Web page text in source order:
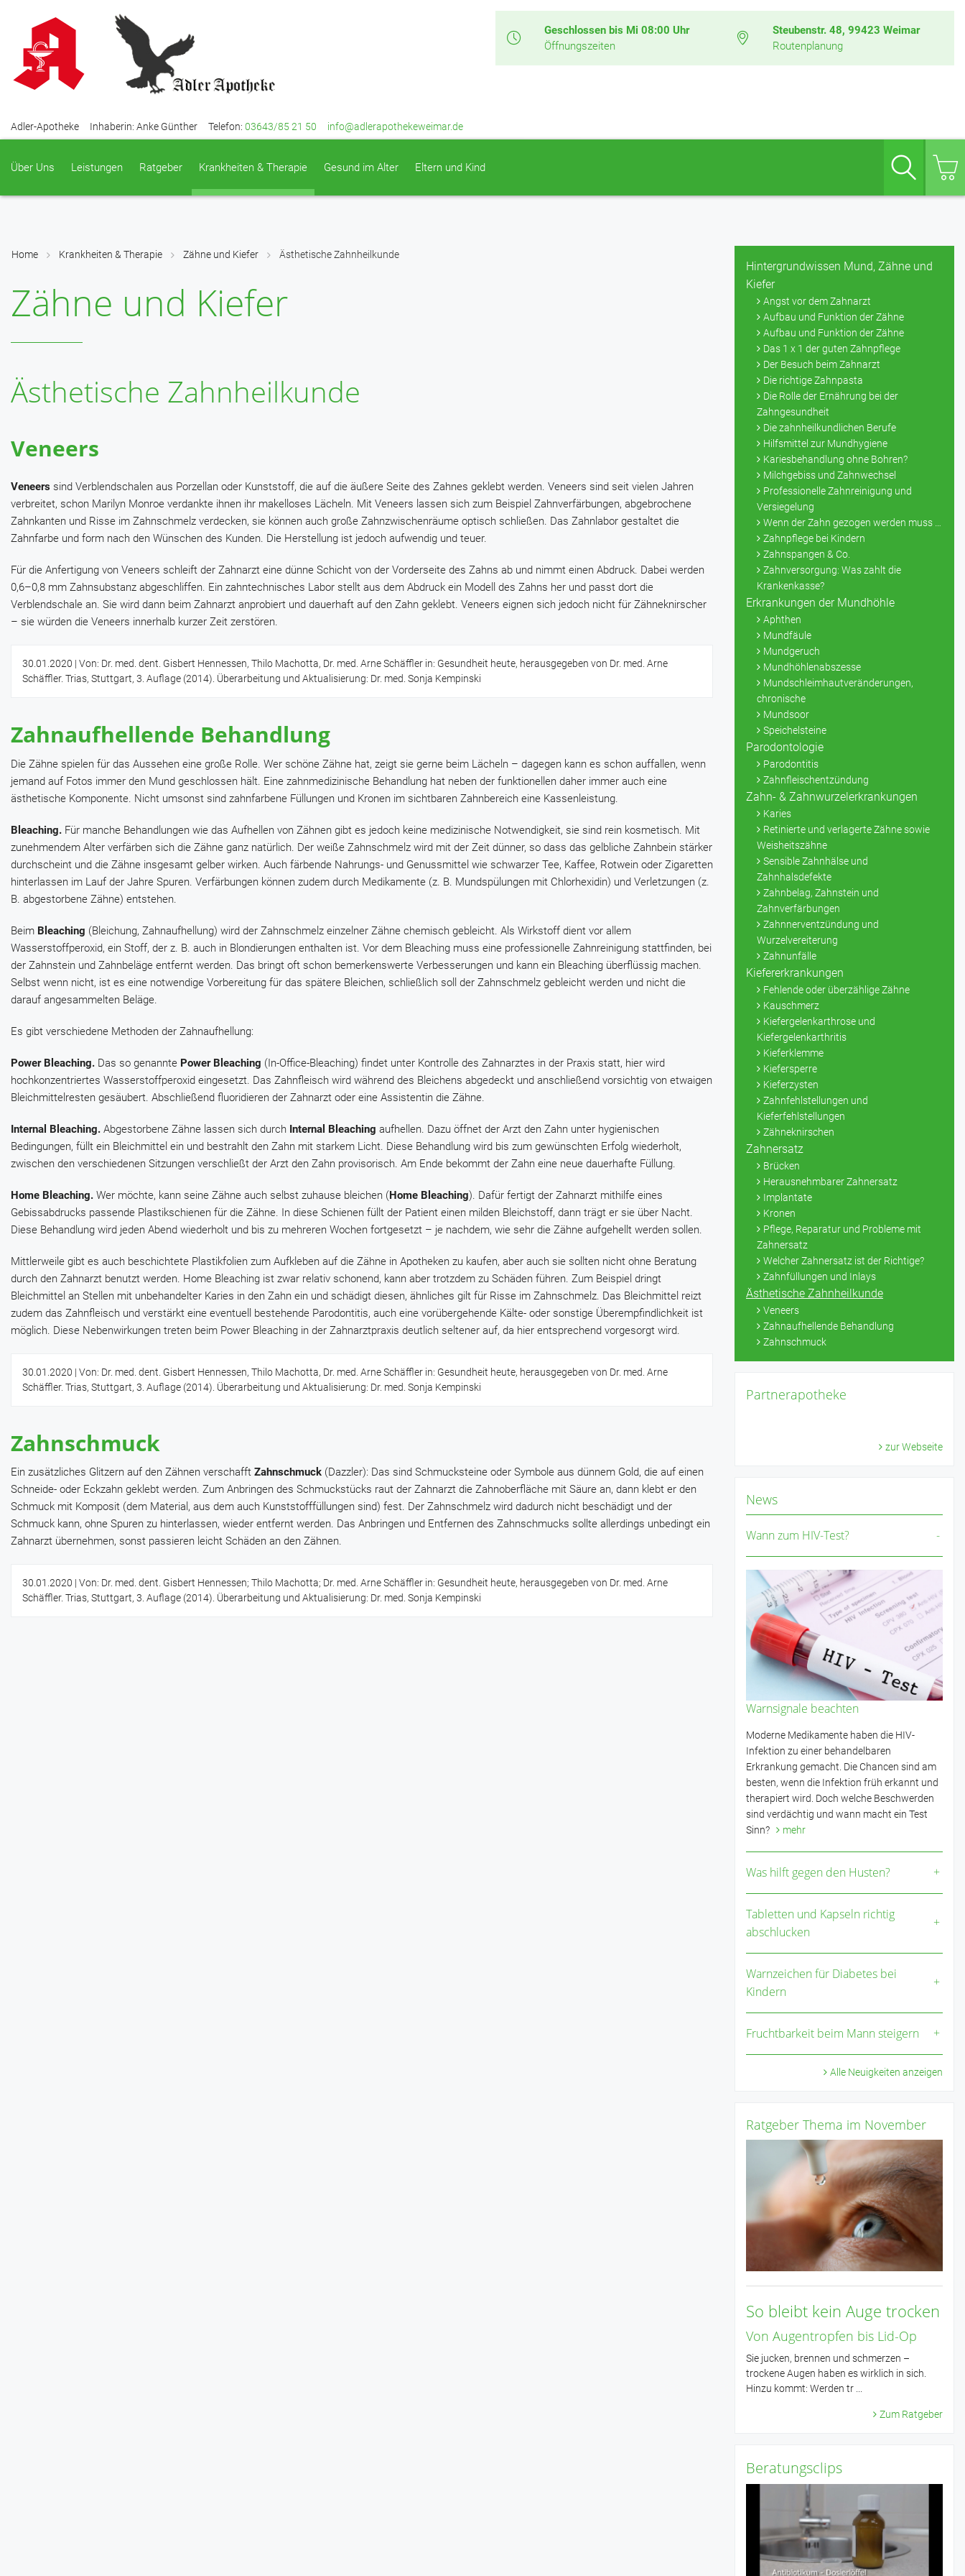
Geschlossen bis Mi 08:00 Uhr
Öffnungszeiten
Steubenstr. 48, 99423 Weimar
Routenplanung
Adler-Apotheke Inhaberin: Anke Günther Telefon: 03643/85 21 50 info@adlerapothekeweimar.de
Über Uns Leistungen Ratgeber Krankheiten & Therapie Gesund im Alter Eltern und Kind
Suche
Home Krankheiten & Therapie Zähne und Kiefer Ästhetische Zahnheilkunde
Zähne und Kiefer
Ästhetische Zahnheilkunde
Veneers
Veneers sind Verblendschalen aus Porzellan oder Kunststoff, die auf die äußere Seite des Zahnes geklebt werden. Veneers sind seit vielen Jahren
verbreitet, schon Marilyn Monroe verdankte ihnen ihr makelloses Lächeln. Mit Veneers lassen sich zum Beispiel Zahnverfärbungen, abgebrochene
Zahnkanten und Risse im Zahnschmelz verdecken, sie können auch große Zahnzwischenräume optisch schließen. Das Zahnlabor gestaltet die
Zahnfarbe und form nach den Wünschen des Kunden. Die Herstellung ist jedoch aufwendig und teuer.
Für die Anfertigung von Veneers schleift der Zahnarzt eine dünne Schicht von der Vorderseite des Zahns ab und nimmt einen Abdruck. Dabei werden
0,6–0,8 mm Zahnsubstanz abgeschliffen. Ein zahntechnisches Labor stellt aus dem Abdruck ein Modell des Zahns her und passt dort die
Verblendschale an. Sie wird dann beim Zahnarzt anprobiert und dauerhaft auf den Zahn geklebt. Veneers eignen sich jedoch nicht für Zähneknirscher
– sie würden die Veneers innerhalb kurzer Zeit zerstören.
30.01.2020 | Von: Dr. med. dent. Gisbert Hennessen, Thilo Machotta, Dr. med. Arne Schäffler in: Gesundheit heute, herausgegeben von Dr. med. Arne
Schäffler. Trias, Stuttgart, 3. Auflage (2014). Überarbeitung und Aktualisierung: Dr. med. Sonja Kempinski
Zahnaufhellende Behandlung
Die Zähne spielen für das Aussehen eine große Rolle. Wer schöne Zähne hat, zeigt sie gerne beim Lächeln – dagegen kann es schon auffallen, wenn
jemand auf Fotos immer den Mund geschlossen hält. Eine zahnmedizinische Behandlung hat neben der funktionellen daher immer auch eine
ästhetische Komponente. Nicht umsonst sind zahnfarbene Füllungen und Kronen im sichtbaren Zahnbereich eine Kassenleistung.
Bleaching. Für manche Behandlungen wie das Aufhellen von Zähnen gibt es jedoch keine medizinische Notwendigkeit, sie sind rein kosmetisch. Mit
zunehmendem Alter verfärben sich die Zähne ganz natürlich. Der weiße Zahnschmelz wird mit der Zeit dünner, so dass das gelbliche Zahnbein stärker
durchscheint und die Zähne insgesamt gelber wirken. Auch färbende Nahrungs- und Genussmittel wie schwarzer Tee, Kaffee, Rotwein oder Zigaretten
hinterlassen im Lauf der Jahre Spuren. Verfärbungen können zudem durch Medikamente (z. B. Mundspülungen mit Chlorhexidin) und Verletzungen (z.
B. abgestorbene Zähne) entstehen.
Beim Bleaching (Bleichung, Zahnaufhellung) wird der Zahnschmelz einzelner Zähne chemisch gebleicht. Als Wirkstoff dient vor allem
Wasserstoffperoxid, ein Stoff, der z. B. auch in Blondierungen enthalten ist. Vor dem Bleaching muss eine professionelle Zahnreinigung stattfinden, bei
der Zahnstein und Zahnbeläge entfernt werden. Das bringt oft schon bemerkenswerte Verbesserungen und kann ein Bleaching überflüssig machen.
Selbst wenn nicht, ist es eine notwendige Vorbereitung für das spätere Bleichen, schließlich soll der Zahnschmelz gebleicht werden und nicht die
darauf angesammelten Beläge.
Es gibt verschiedene Methoden der Zahnaufhellung:
Power Bleaching. Das so genannte Power Bleaching (In-Office-Bleaching) findet unter Kontrolle des Zahnarztes in der Praxis statt, hier wird
hochkonzentriertes Wasserstoffperoxid eingesetzt. Das Zahnfleisch wird während des Bleichens abgedeckt und anschließend vorsichtig von etwaigen
Bleichmittelresten gesäubert. Abschließend fluoridieren der Zahnarzt oder eine Assistentin die Zähne.
Internal Bleaching. Abgestorbene Zähne lassen sich durch Internal Bleaching aufhellen. Dazu öffnet der Arzt den Zahn unter hygienischen
Bedingungen, füllt ein Bleichmittel ein und bestrahlt den Zahn mit starkem Licht. Diese Behandlung wird bis zum gewünschten Erfolg wiederholt,
zwischen den verschiedenen Sitzungen verschließt der Arzt den Zahn provisorisch. Am Ende bekommt der Zahn eine neue dauerhafte Füllung.
Home Bleaching. Wer möchte, kann seine Zähne auch selbst zuhause bleichen (Home Bleaching). Dafür fertigt der Zahnarzt mithilfe eines
Gebissabdrucks passende Plastikschienen für die Zähne. In diese Schienen füllt der Patient einen milden Bleichstoff, dann trägt er sie über Nacht.
Diese Behandlung wird jeden Abend wiederholt und bis zu mehreren Wochen fortgesetzt – je nachdem, wie sehr die Zähne aufgehellt werden sollen.
Mittlerweile gibt es auch beschichtete Plastikfolien zum Aufkleben auf die Zähne in Apotheken zu kaufen, aber auch sie sollten nicht ohne Beratung
durch den Zahnarzt benutzt werden. Home Bleaching ist zwar relativ schonend, kann aber trotzdem zu Schäden führen. Zum Beispiel dringt
Bleichmittel an Stellen mit unbehandelter Karies in den Zahn ein und schädigt diesen, ähnliches gilt für Risse im Zahnschmelz. Das Bleichmittel reizt
zudem das Zahnfleisch und verstärkt eine eventuell bestehende Parodontitis, auch eine vorübergehende Kälte- oder sonstige Überempfindlichkeit ist
möglich. Diese Nebenwirkungen treten beim Power Bleaching in der Zahnarztpraxis deutlich seltener auf, da hier entsprechend vorgesorgt wird.
30.01.2020 | Von: Dr. med. dent. Gisbert Hennessen, Thilo Machotta, Dr. med. Arne Schäffler in: Gesundheit heute, herausgegeben von Dr. med. Arne
Schäffler. Trias, Stuttgart, 3. Auflage (2014). Überarbeitung und Aktualisierung: Dr. med. Sonja Kempinski
Zahnschmuck
Ein zusätzliches Glitzern auf den Zähnen verschafft Zahnschmuck (Dazzler): Das sind Schmucksteine oder Symbole aus dünnem Gold, die auf einen
Schneide- oder Eckzahn geklebt werden. Zum Anbringen des Schmuckstücks raut der Zahnarzt die Zahnoberfläche mit Säure an, dann klebt er den
Schmuck mit Komposit (dem Material, aus dem auch Kunststofffüllungen sind) fest. Der Zahnschmelz wird dadurch nicht beschädigt und der
Schmuck kann, ohne Spuren zu hinterlassen, wieder entfernt werden. Das Anbringen und Entfernen des Zahnschmucks sollte allerdings unbedingt ein
Zahnarzt übernehmen, sonst passieren leicht Schäden an den Zähnen.
30.01.2020 | Von: Dr. med. dent. Gisbert Hennessen; Thilo Machotta; Dr. med. Arne Schäffler in: Gesundheit heute, herausgegeben von Dr. med. Arne
Schäffler. Trias, Stuttgart, 3. Auflage (2014). Überarbeitung und Aktualisierung: Dr. med. Sonja Kempinski
Hintergrundwissen Mund, Zähne und
Kiefer
Angst vor dem Zahnarzt
Aufbau und Funktion der Zähne
Aufbau und Funktion der Zähne
Das 1 x 1 der guten Zahnpflege
Der Besuch beim Zahnarzt
Die richtige Zahnpasta
Die Rolle der Ernährung bei der
Zahngesundheit
Die zahnheilkundlichen Berufe
Hilfsmittel zur Mundhygiene
Kariesbehandlung ohne Bohren?
Milchgebiss und Zahnwechsel
Professionelle Zahnreinigung und
Versiegelung
Wenn der Zahn gezogen werden muss …
Zahnpflege bei Kindern
Zahnspangen & Co.
Zahnversorgung: Was zahlt die
Krankenkasse?
Erkrankungen der Mundhöhle
Aphthen
Mundfäule
Mundgeruch
Mundhöhlenabszesse
Mundschleimhautveränderungen,
chronische
Mundsoor
Speichelsteine
Parodontologie
Parodontitis
Zahnfleischentzündung
Zahn- & Zahnwurzelerkrankungen
Karies
Retinierte und verlagerte Zähne sowie
Weisheitszähne
Sensible Zahnhälse und
Zahnhalsdefekte
Zahnbelag, Zahnstein und
Zahnverfärbungen
Zahnnerventzündung und
Wurzelvereiterung
Zahnunfälle
Kiefererkrankungen
Fehlende oder überzählige Zähne
Kauschmerz
Kiefergelenkarthrose und
Kiefergelenkarthritis
Kieferklemme
Kiefersperre
Kieferzysten
Zahnfehlstellungen und
Kieferfehlstellungen
Zähneknirschen
Zahnersatz
Brücken
Herausnehmbarer Zahnersatz
Implantate
Kronen
Pflege, Reparatur und Probleme mit
Zahnersatz
Welcher Zahnersatz ist der Richtige?
Zahnfüllungen und Inlays
Ästhetische Zahnheilkunde
Veneers
Zahnaufhellende Behandlung
Zahnschmuck
Partnerapotheke
zur Webseite
News
Wann zum HIV-Test?
Warnsignale beachten
Moderne Medikamente haben die HIV-
Infektion zu einer behandelbaren
Erkrankung gemacht. Die Chancen sind am
besten, wenn die Infektion früh erkannt und
therapiert wird. Doch welche Beschwerden
sind verdächtig und wann macht ein Test
Sinn?
mehr
Was hilft gegen den Husten?
Tabletten und Kapseln richtig
abschlucken
Warnzeichen für Diabetes bei
Kindern
Fruchtbarkeit beim Mann steigern
Alle Neuigkeiten anzeigen
Ratgeber Thema im November
So bleibt kein Auge trocken
Von Augentropfen bis Lid-Op
Sie jucken, brennen und schmerzen –
trockene Augen haben es wirklich in sich.
Hinzu kommt: Werden tr ...
Zum Ratgeber
Beratungsclips